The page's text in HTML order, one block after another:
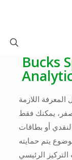
Bucks
اللازمة
صفر، يمكنك فقط
أو بطاقات
يتم حمايته
الرئيسي